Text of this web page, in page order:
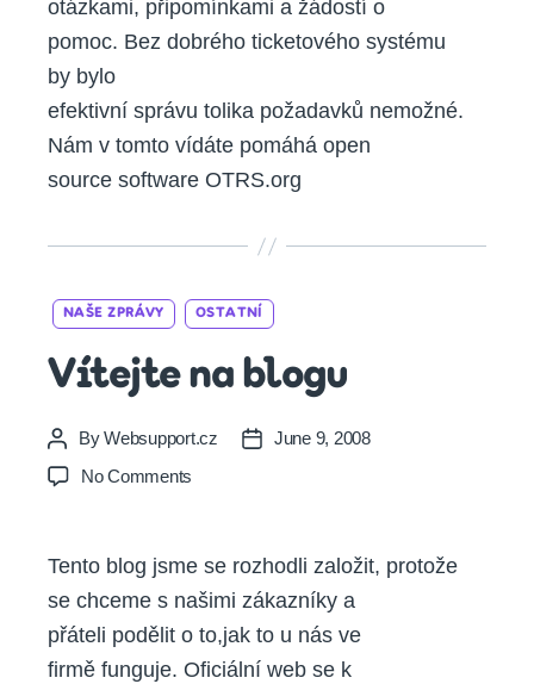
otázkami, připomínkami a žádostí o
pomoc. Bez dobrého ticketového systému
by bylo
efektivní správu tolika požadavků nemožné.
Nám v tomto vídáte pomáhá open
source software OTRS.org
Categories
NAŠE ZPRÁVY OSTATNÍ
Vítejte na blogu
Post
author
ByWebsupport.cz
PostJune 9, 2008
No Comments
Tento blog jsme se rozhodli založit, protože
se chceme s našimi zákazníky a
přáteli podělit o to,jak to u nás ve
firmě funguje. Oficiální web se k